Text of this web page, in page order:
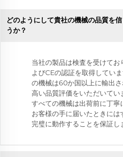
どのようにして貴社の機械の品質を
うか？
当社の製品は検査を受けてお
よびCEの認証を取得してい
の機械は60か国以上に輸出
高い品質評価をいただいてい
すべての機械は出荷前に丁寧
お客様の手に届いたときには
完璧に動作することを保証し